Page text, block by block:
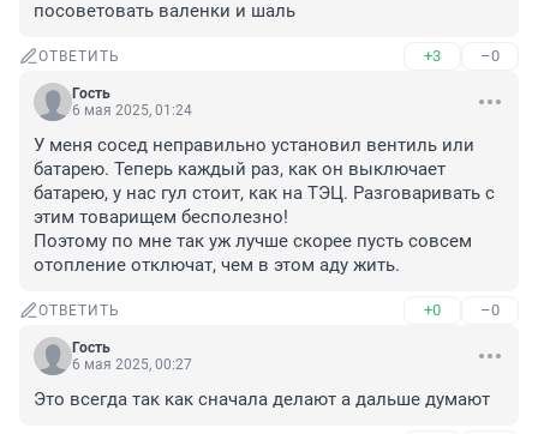
посоветовать валенки и шаль
ОТВЕТИТЬ +3 –0
Гость
6 мая 2025, 01:24
У меня сосед неправильно установил вентиль или
батарею. Теперь каждый раз, как он выключает
батарею, у нас гул стоит, как на ТЭЦ. Разговаривать с
этим товарищем бесполезно!
Поэтому по мне так уж лучше скорее пусть совсем
отопление отключат, чем в этом аду жить.
ОТВЕТИТЬ +0 –0
Гость
6 мая 2025, 00:27
Это всегда так как сначала делают а дальше думают